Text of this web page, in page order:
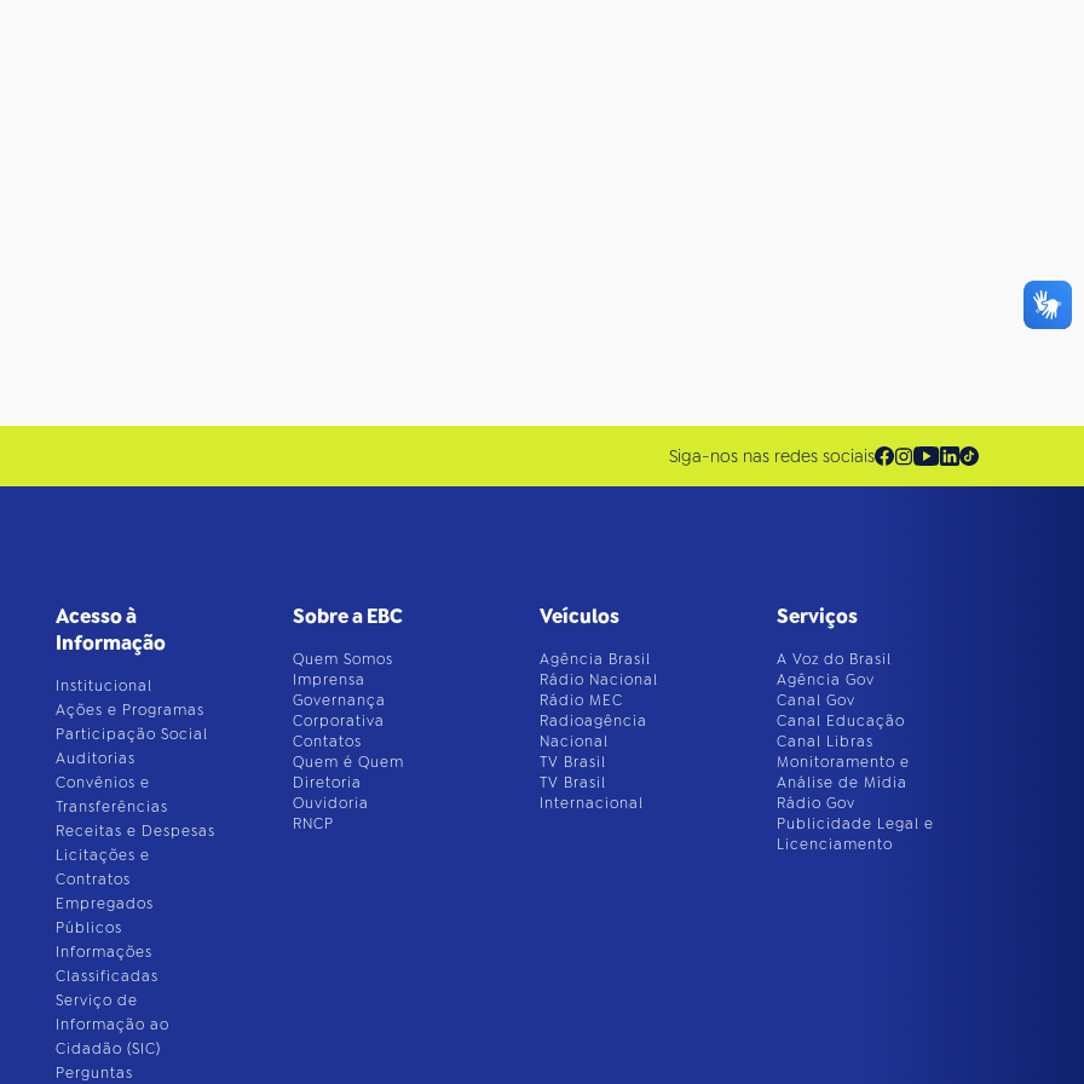
Siga-nos nas redes sociais
Acesso à
Informação
Institucional
Ações e Programas
Participação Social
Auditorias
Convênios e
Transferências
Receitas e Despesas
Licitações e
Contratos
Empregados
Públicos
Informações
Classificadas
Serviço de
Informação ao
Cidadão (SIC)
Perguntas
Sobre a EBC
Quem Somos
Imprensa
Governança
Corporativa
Contatos
Quem é Quem
Diretoria
Ouvidoria
RNCP
Veículos
Agência Brasil
Rádio Nacional
Rádio MEC
Radioagência
Nacional
TV Brasil
TV Brasil
Internacional
Serviços
A Voz do Brasil
Agência Gov
Canal Gov
Canal Educação
Canal Libras
Monitoramento e
Análise de Mídia
Rádio Gov
Publicidade Legal e
Licenciamento